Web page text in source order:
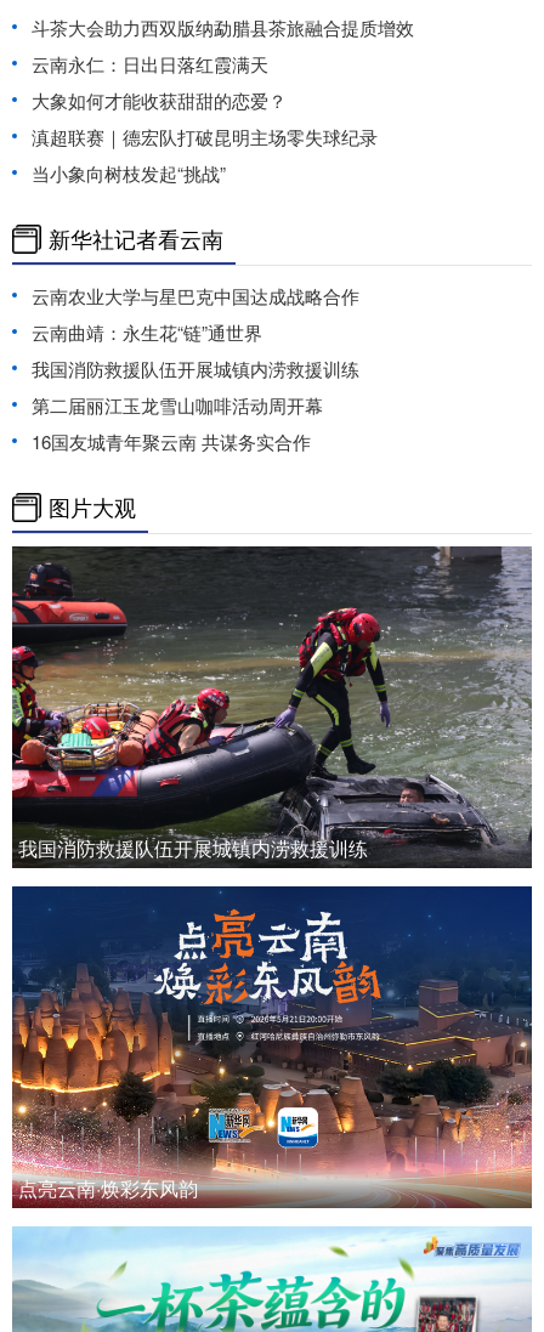
斗茶大会助力西双版纳勐腊县茶旅融合提质增效
云南永仁：日出日落红霞满天
大象如何才能收获甜甜的恋爱？
滇超联赛｜德宏队打破昆明主场零失球纪录
当小象向树枝发起“挑战”
新华社记者看云南
云南农业大学与星巴克中国达成战略合作
云南曲靖：永生花“链”通世界
我国消防救援队伍开展城镇内涝救援训练
第二届丽江玉龙雪山咖啡活动周开幕
16国友城青年聚云南 共谋务实合作
图片大观
我国消防救援队伍开展城镇内涝救援训练
点亮云南·焕彩东风韵